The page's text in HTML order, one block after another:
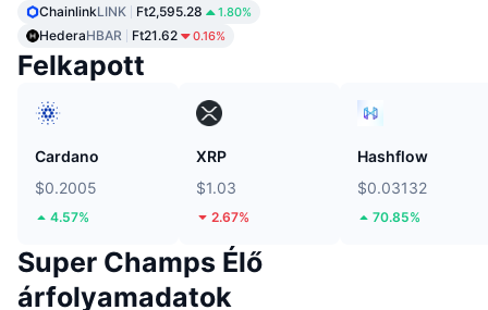
ChainlinkLINK Ft2,595.28 1.80%
HederaHBAR Ft21.62 0.16%
Felkapott
Cardano
$0.2005
4.57%
XRP
$1.03
2.67%
Hashflow
$0.03132
70.85%
Super Champs Élő
árfolyamadatok